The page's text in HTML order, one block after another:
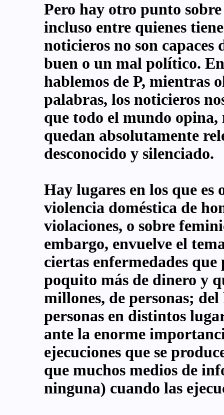
Pero hay otro punto
incluso entre quienes
noticieros no son capaces
buen o un mal político.
hablemos de P, mientras
palabras, los noticieros
que todo el mundo
quedan absolutamente
desconocido y silenciado.
Hay lugares en los que
violencia doméstica de
violaciones, o sobre
embargo, envuelve el
ciertas enfermedades
poquito más de dinero y
millones, de personas;
personas en distintos
ante la enorme
ejecuciones que se
que muchos medios de
ninguna) cuando las